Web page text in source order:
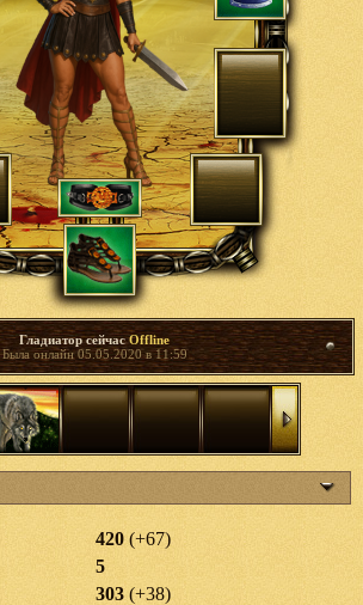
Гладиатор сейчасOffline
Была онлайн 05.05.2020 в 11:59
420(+67)
5
303 (+38)